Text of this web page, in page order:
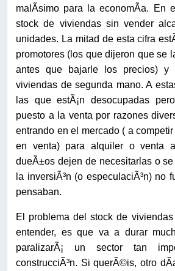
malÃ­simo para la economÃ­a. En
stock de viviendas sin vender
unidades. La mitad de esta cifra
promotores (los que dijeron que se
antes que bajarle los precios) y
viviendas de segunda mano. A
las que estÃ¡n desocupadas
puesto a la venta por razones
entrando en el mercado ( a
en venta) para alquiler o venta
dueÃ±os dejen de necesitarlas o
la inversiÃ³n (o especulaciÃ³n) no
pensaban.
El problema del stock de
entender, es que va a durar
paralizarÃ¡ un sector tan
construcciÃ³n. Si querÃ©is, otro